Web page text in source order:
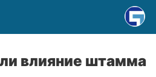
влияние штамма